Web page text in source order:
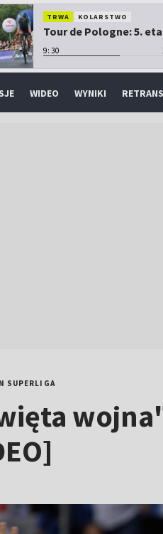
TRWA KOLARSTWO
Tour de Pologne: 5.
9:30
WIDEO WYNIKI
SUPERLIGA